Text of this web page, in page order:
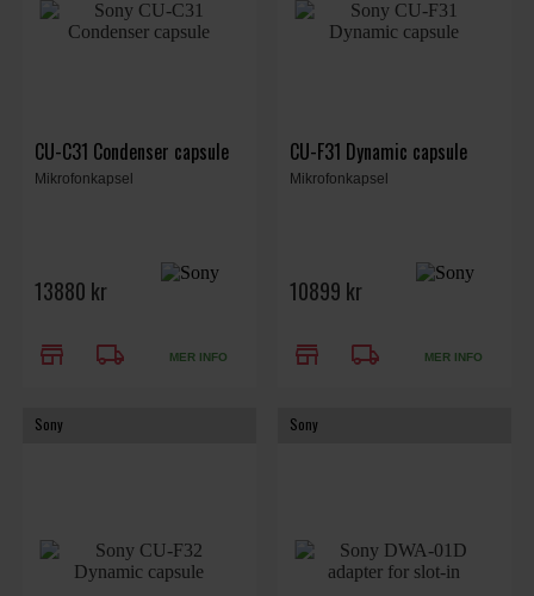
CU-C31 Condenser capsule
Mikrofonkapsel
13880 kr
store local_shipping MER INFO
CU-F31 Dynamic capsule
Mikrofonkapsel
10899 kr
store local_shipping MER INFO
Sony Sony